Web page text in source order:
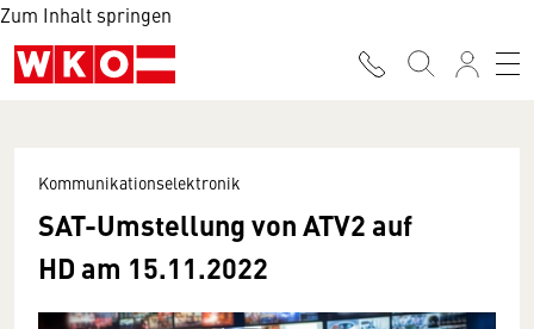
Zum Inhalt springen
Kommunikationselektronik
SAT-Umstellung von ATV2 auf
HD am 15.11.2022